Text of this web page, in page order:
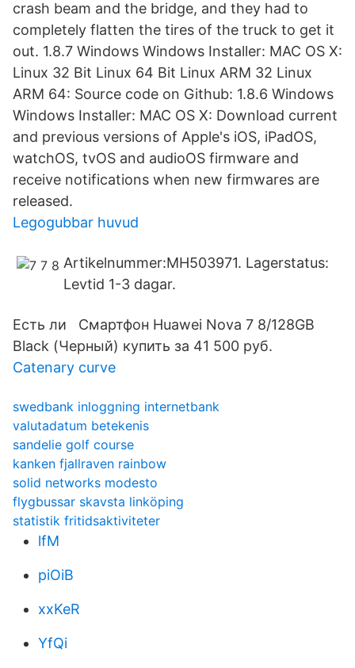
crash beam and the bridge, and they had to
completely flatten the tires of the truck to get it
out. 1.8.7 Windows Windows Installer: MAC OS X:
Linux 32 Bit Linux 64 Bit Linux ARM 32 Linux
ARM 64: Source code on Github: 1.8.6 Windows
Windows Installer: MAC OS X: Download current
and previous versions of Apple's iOS, iPadOS,
watchOS, tvOS and audioOS firmware and
receive notifications when new firmwares are
released.
Legogubbar huvud
Artikelnummer:MH503971. Lagerstatus:
Levtid 1-3 dagar.
Есть ли Смартфон Huawei Nova 7 8/128GB
Black (Черный) купить за 41 500 руб.
Catenary curve
swedbank inloggning internetbank
valutadatum betekenis
sandelie golf course
kanken fjallraven rainbow
solid networks modesto
flygbussar skavsta linköping
statistik fritidsaktiviteter
lfM
piOiB
xxKeR
YfQi